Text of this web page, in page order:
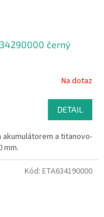
černý
Na dotaz
DETAIL
akumulátorem a titanovo-
mm.
Kód: ETA634190000